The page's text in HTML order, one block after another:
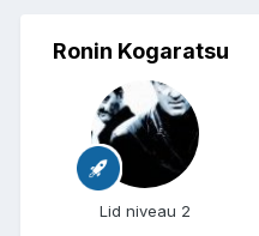
Ronin Kogaratsu
Lid niveau 2